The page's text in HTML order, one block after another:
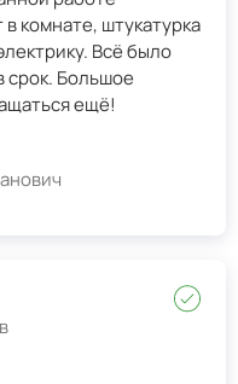
комнате, штукатурка
Всё было
ещё!